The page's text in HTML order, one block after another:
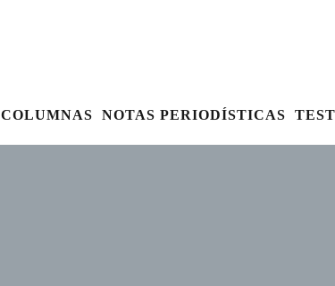
COLUMNAS NOTAS PERIODÍSTICAS